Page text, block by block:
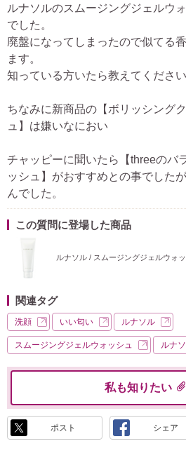
ルナソルのスムージングジェルウ
でした。
廃盤になってしまったので似てる
ます。
知っている方いたら教えてください
ちなみに新商品の【ボリッシング
ュ】は嫌いなにおい
チャッピーに聞いたら【threeのバ
ッシュ】がおすすめとの事でした
んでした。
この質問に登場した商品
ルナソル / スムージングジェルウォッ
関連タグ
洗顔 いい匂い ルナソル
スムージングジェルウォッシュ ルナ
私も知りたい
ポスト シェア